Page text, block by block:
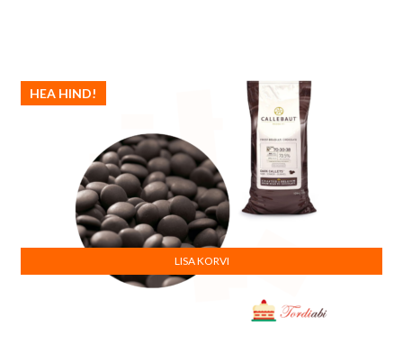
HEA HIND!
LISA KORVI